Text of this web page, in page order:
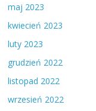
maj 2023
kwiecień 2023
luty 2023
grudzień 2022
listopad 2022
wrzesień 2022